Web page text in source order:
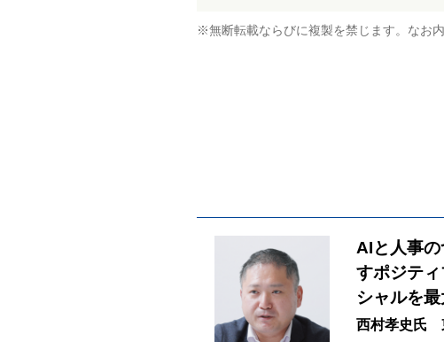
※無断転載ならびに複製を禁じます。なお
AIと人事
すポジテ
シャルを
西村孝史氏